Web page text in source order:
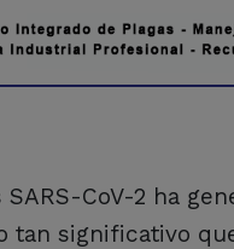
CoV-2 ha
tan significativo